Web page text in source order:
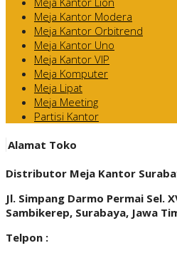
Meja Kantor Modera
Meja Kantor Orbitrend
Meja Kantor Uno
Meja Kantor VIP
Meja Komputer
Meja Lipat
Meja Meeting
Partisi Kantor
Alamat Toko
Distributor Meja Kantor
Jl. Simpang Darmo Permai Sel.
Sambikerep, Surabaya, Jawa
Telpon :